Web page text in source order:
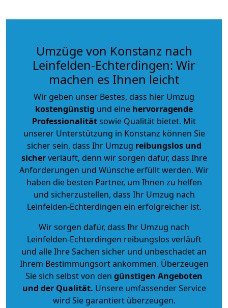
Umzüge von Konstanz nach
Leinfelden-Echterdingen: Wir
machen es Ihnen leicht
Wir geben unser Bestes, dass hier Umzug
kostengünstig und eine hervorragende
Professionalitätsowie Qualität bietet. Mit
unserer Unterstützung in Konstanz können Sie
sicher sein, dass Ihr Umzug reibungslos und
sicherverläuft, denn wir sorgen dafür, dass Ihre
Anforderungen und Wünsche erfüllt werden. Wir
haben die besten Partner, um Ihnen zu helfen
und sicherzustellen, dass Ihr Umzug nach
Leinfelden-Echterdingen ein erfolgreicher ist.
Wir sorgen dafür, dass Ihr Umzug nach
Leinfelden-Echterdingen reibungslos verläuft
und alle Ihre Sachen sicher und unbeschadet an
Ihrem Bestimmungsort ankommen. Überzeugen
Sie sich selbst von den günstigen Angeboten
und der Qualität. Unsere umfassender Service
wird Sie garantiert überzeugen.